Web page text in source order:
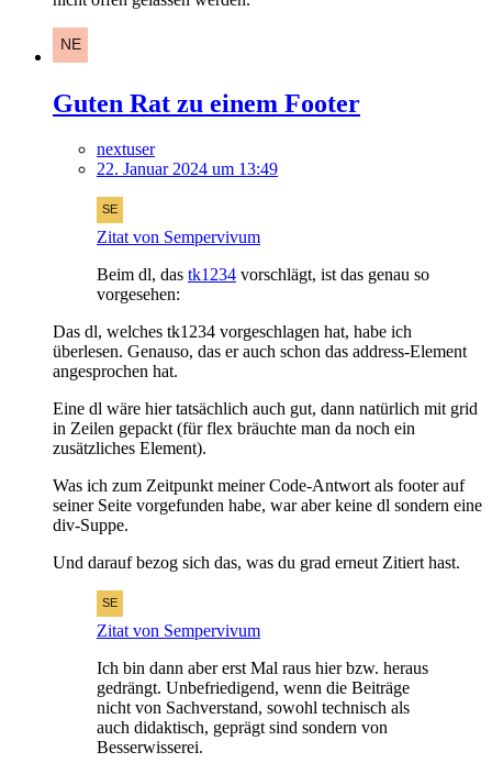
Guten Rat zu einem Footer
nextuser
22. Januar 2024 um 13:49
Zitat von Sempervivum
Beim dl, das tk1234 vorschlägt, ist das genau so
vorgesehen:
Das dl, welches tk1234 vorgeschlagen hat, habe ich
überlesen. Genauso, das er auch schon das address-Element
angesprochen hat.
Eine dl wäre hier tatsächlich auch gut, dann natürlich mit grid
in Zeilen gepackt (für flex bräuchte man da noch ein
zusätzliches Element).
Was ich zum Zeitpunkt meiner Code-Antwort als footer auf
seiner Seite vorgefunden habe, war aber keine dl sondern eine
div-Suppe.
Und darauf bezog sich das, was du grad erneut Zitiert hast.
Zitat von Sempervivum
Ich bin dann aber erst Mal raus hier bzw. heraus
gedrängt. Unbefriedigend, wenn die Beiträge
nicht von Sachverstand, sowohl technisch als
auch didaktisch, geprägt sind sondern von
Besserwisserei.